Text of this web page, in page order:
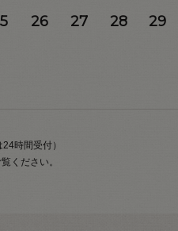
26 27 28 29
時間受付）
ください。